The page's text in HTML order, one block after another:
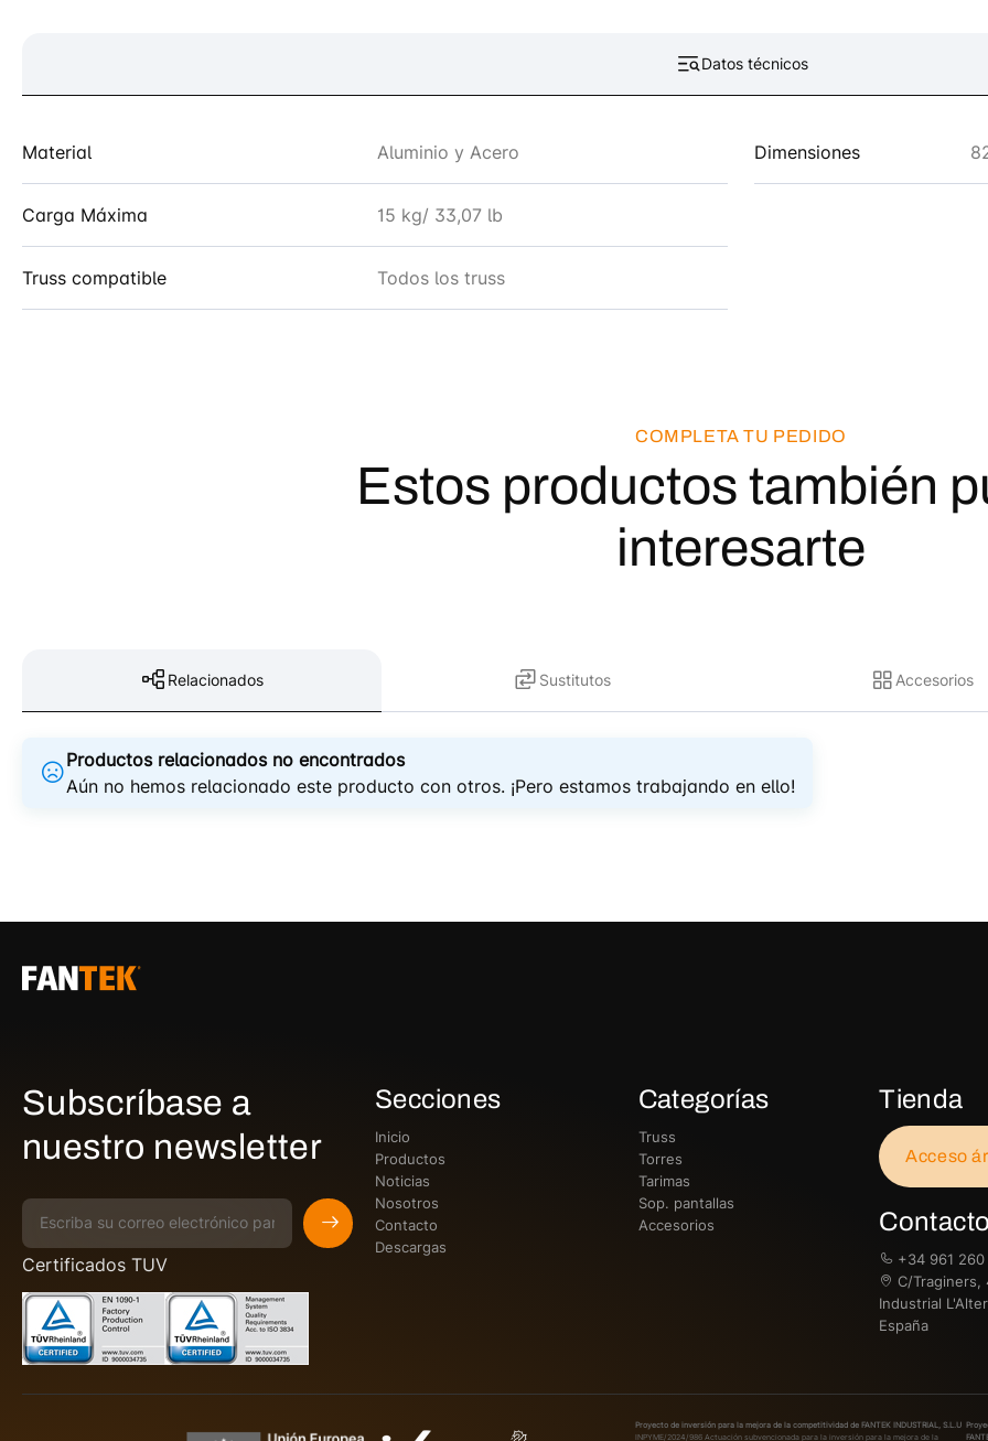
Datos técnicos
Material Aluminio y Acero
Carga Máxima 15 kg/ 33,07 lb
Truss compatible Todos los truss
Dimensiones
COMPLETA TU PEDIDO
Estos productos también
interesarte
Relacionados Sustitutos Accesorios
Productos relacionados no encontrados
Aún no hemos relacionado este producto con otros. ¡Pero estamos trabajando en ello!
Subscríbase a
nuestro newsletter
Certificados TUV
Secciones
Inicio
Productos
Noticias
Nosotros
Contacto
Descargas
Categorías
Truss
Torres
Tarimas
Sop. pantallas
Accesorios
Tienda
Acceso
+34 961 260
C/Traginers,
Industrial
España
Proyecto de inversión para la mejora de la competitividad de FANTEK INDUSTRIAL, S.L.U
INPYME/2024/986 Actuación subvencionada para la inversión para la mejora de la